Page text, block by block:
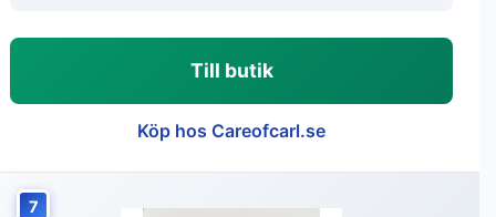
Till butik
Köp hos Careofcarl.se
7